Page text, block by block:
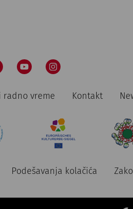
radno vreme Kontakt
Podešavanja kolačića